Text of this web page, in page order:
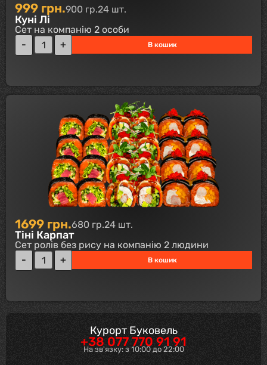
999 грн.900 гр.24 шт.
Куні Лі
Сет на компанію 2 особи
В кошик
1699 грн.680 гр.24 шт.
Тіні Карпат
Сет ролів без рису на компанію 2 людини
В кошик
Курорт Буковель
+38 077 770 91 91
На зв'язку: з 10:00 до 22:00